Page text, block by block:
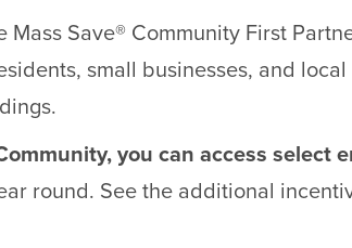
Save® Community First
small businesses, and
you can access select
round. See the additional